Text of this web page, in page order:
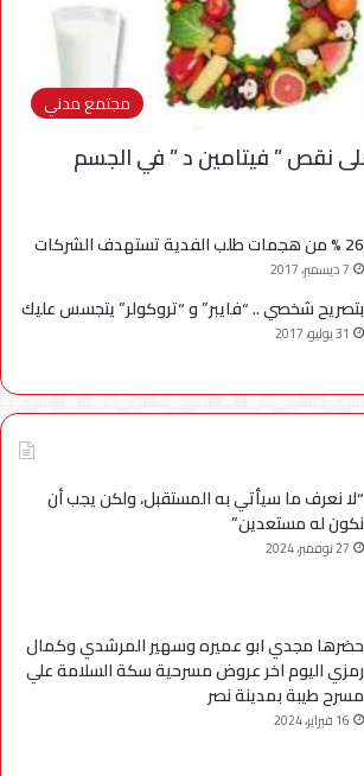
مجتمع مدني
26 % من هجمات طلب الفدية تستهدف الشركات
7 ديسمبر، 2017
بتصريح شخصي .. “فايبر” و “تروكولر” يتجسس عليك
31 يوليو، 2017
“لا نعرف ما سيأتي به المستقبل، ولكن يجب أن
نكون له مستعدين”
27 نوفمبر، 2024
حضرها مجدي ابو عميره وسهير المرشدي وكمال
رمزي اليوم اخر عروض مسرحية سكة السلامة علي
مسرح طيبة بمدينة نصر
16 فبراير، 2024